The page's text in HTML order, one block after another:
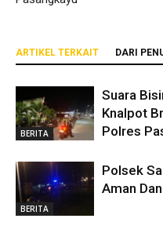
ARTIKEL TERKAIT DARI
BERITA
Suara
Knalpot
Polres
BERITA
Polsek
Aman